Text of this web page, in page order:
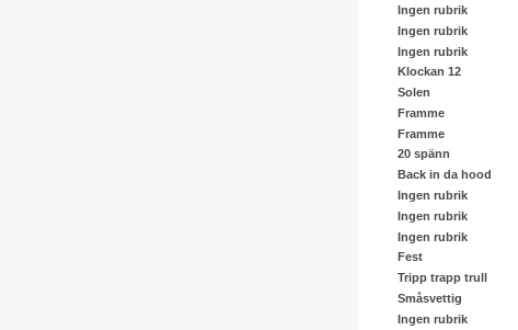
Ingen rubrik
Ingen rubrik
Ingen rubrik
Klockan 12
Solen
Framme
Framme
20 spänn
Back in da hood
Ingen rubrik
Ingen rubrik
Ingen rubrik
Fest
Tripp trapp trull
Småsvettig
Ingen rubrik